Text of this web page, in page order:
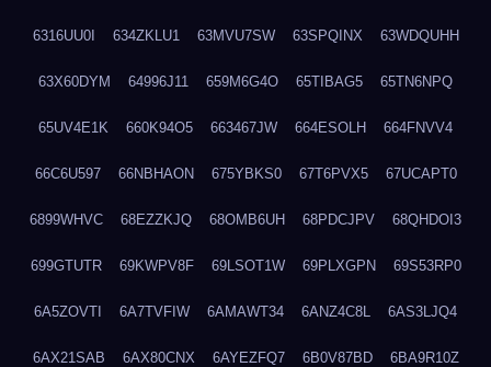
6316UU0I 634ZKLU1 63MVU7SW 63SPQINX 63WDQUHH
63X60DYM 64996J11 659M6G4O 65TIBAG5 65TN6NPQ
65UV4E1K 660K94O5 663467JW 664ESOLH 664FNVV4
66C6U597 66NBHAON 675YBKS0 67T6PVX5 67UCAPT0
6899WHVC 68EZZKJQ 68OMB6UH 68PDCJPV 68QHDOI3
699GTUTR 69KWPV8F 69LSOT1W 69PLXGPN 69S53RP0
6A5ZOVTI 6A7TVFIW 6AMAWT34 6ANZ4C8L 6AS3LJQ4
6AX21SAB 6AX80CNX 6AYEZFQ7 6B0V87BD 6BA9R10Z